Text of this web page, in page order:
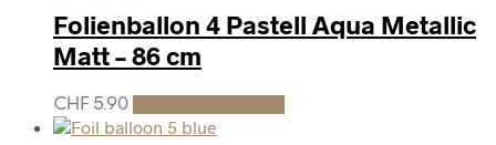
Folienballon 4 Pastell Aqua Metallic
Matt – 86 cm
CHF 5.90